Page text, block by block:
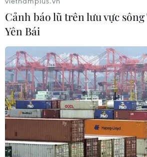
Australia: Thành phố
đăng cai Olympic 2032
Cảnh báo lũ trên lưu vực
Yên Bái